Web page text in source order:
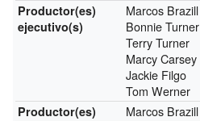
Productor(es)
ejecutivo(s)
Marcos Brazill
Bonnie Turner
Terry Turner
Marcy Carsey
Jackie Filgo
Tom Werner
Productor(es) Marcos Brazill